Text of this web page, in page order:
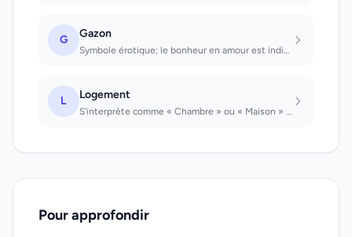
G Gazon
Symbole érotique; le bonheur en amour est indiqué par l'état du gazon.
L Logement
S'interprète comme « Chambre » ou « Maison » : on est soi-même le logement. Être...
Pour approfondir